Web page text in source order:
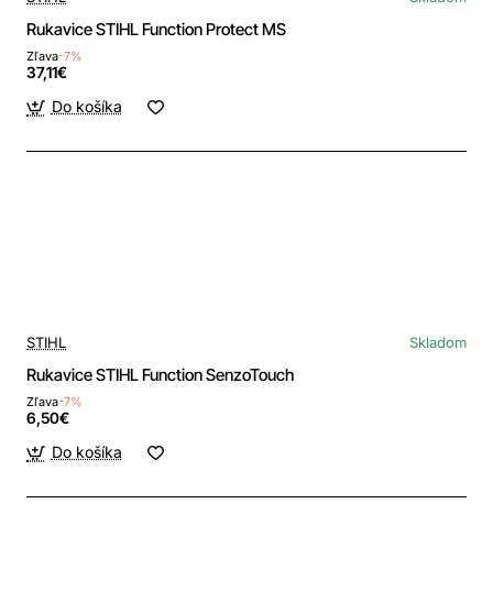
Rukavice STIHL Function Protect MS
Zľava-7%
37,11€
Do košíka
STIHL Skladom
Rukavice STIHL Function SenzoTouch
Zľava-7%
6,50€
Do košíka